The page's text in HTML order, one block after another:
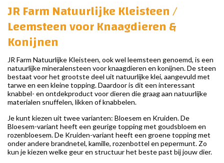
JR Farm Natuurlijke Kleisteen /
Leemsteen voor Knaagdieren &
Konijnen
JR Farm Natuurlijke Kleisteen, ook wel leemsteen genoemd, is een
natuurlijke mineralensteen voor knaagdieren en konijnen. De steen
bestaat voor het grootste deel uit natuurlijke klei, aangevuld met
tarwe en een kleine topping. Daardoor is dit een interessant
knabbel- en ontdekproduct voor dieren die graag aan natuurlijke
materialen snuffelen, likken of knabbelen.
Je kunt kiezen uit twee varianten: Bloesem en Kruiden. De
Bloesem-variant heeft een geurige topping met goudsbloem en
rozenbloesem. De Kruiden-variant heeft een groene topping met
onder andere brandnetel, kamille, rozenbottel en pepermunt. Zo
kun je kiezen welke geur en structuur het beste past bij jouw dier.